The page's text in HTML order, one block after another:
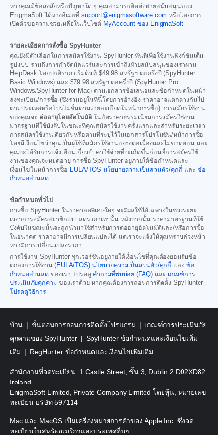
หากคุณมีข้อสงสัยหรือปัญหาใด ๆ คุณสามารถติดต่อฝ่ายสนับสนุนของ
EnigmaSoft ได้ทางอีเมลที่ support@enigmasoftware.com หรือโดยการ
เปิดตั๋วขอความช่วยเหลือในเว็บไซต์ MyAccount ของ EnigmaSoft
------
รายละเอียดการสั่งซื้อ SpyHunter
คุณยังมีตัวเลือกในการสมัครใช้งาน SpyHunter ทันทีเพื่อใช้งานฟังก์ชันเต็ม
รูปแบบ รวมถึงการกำจัดมัลแวร์และการเข้าถึงฝ่ายสนับสนุนของเราผ่าน
HelpDesk โดยปกติราคาเริ่มต้นที่ $49.98 สหรัฐฯ ต่อครึ่งปี (SpyHunter
Basic Windows) และ $79.98 สหรัฐฯ ต่อครึ่งปี (SpyHunter Pro
Windows/SpyHunter for Mac) ตามเอกสารข้อเสนอและข้อกำหนดในหน้า
ลงทะเบียน/การซื้อ (ซึ่งรวมอยู่ในที่นี้โดยการอ้างอิง ราคาอาจแตกต่างกันไป
ตามประเทศหรือโปรโมชั่นตามรายละเอียดในหน้าการซื้อ) การสมัครใช้งาน
ของคุณจะ ต่ออายุโดยอัตโนมัติ ในอัตราค่าธรรมเนียมการสมัครใช้งาน
มาตรฐานที่ใช้บังคับในขณะที่คุณสมัครใช้งานครั้งแรกและสำหรับระยะเวลา
การสมัครใช้งานเดียวกันหรือตามที่ระบุไว้ในเอกสารโปรโมชั่น/หน้าการซื้อ
โดยมีเงื่อนไขว่าคุณเป็นผู้ใช้ที่สมัครใช้งานอย่างต่อเนื่องและไม่ขาดตอน และ
คุณจะได้รับการแจ้งเตือนเกี่ยวกับค่าใช้จ่ายที่จะเกิดขึ้นก่อนที่การสมัครใช้
งานของคุณจะหมดอายุ การซื้อ SpyHunter อยู่ภายใต้ข้อกำหนดและ
เงื่อนไขในหน้าการซื้อ EULA/TOS นโยบายความเป็นส่วนตัว/คุกกี้ และ ข้อ
กำหนดส่วนลด
------
ข้อกำหนดทั่วไป
การซื้อ SpyHunter ในราคาลดพิเศษใดๆ จะมีผลใช้ได้เฉพาะในช่วงระยะ
เวลาการสมัครสมาชิกแบบลดราคาเท่านั้น หลังจากนั้น ราคามาตรฐานที่ใช้
บังคับในขณะนั้นจะถูกนำมาใช้สำหรับการต่ออายุอัตโนมัติและ/หรือการซื้อ
ในอนาคต ราคาอาจมีการเปลี่ยนแปลงได้ แต่เราจะแจ้งให้คุณทราบล่วงหน้า
หากมีการเปลี่ยนแปลงราคา
การใช้งาน SpyHunter ทุกเวอร์ชันอยู่ภายใต้เงื่อนไขที่คุณต้องยอมรับข้อ
ตกลงการใช้งาน (EULA/TOS) นโยบายความเป็นส่วนตัว/คุกกี้ และ ข้อ
กำหนดส่วนลด ของเรา โปรดดู คำถามที่พบบ่อย (FAQ) และ เกณฑ์การ
ประเมินภัยคุกคาม ของเราด้วย หากคุณต้องการถอนการติดตั้ง SpyHunter
โปรดดูวิธีการ
บ้าน ขั้นตอนการถอนการติดตั้งโปรแกรม
เกณฑ์การประเมินภัย
คุกคามของ SpyHunter
SpyHunter ข้อกำหนดและเงื่อนไขเพิ่ม
เติม
RegHunter ข้อกำหนดและเงื่อนไขเพิ่มเติม
สำนักงานที่จดทะเบียน: 1 Castle Street, ชั้น 3, Dublin 2 D02XD82
Ireland
EnigmaSoft Limited, Private Company Limited โดยหุ้น, หมายเลข
ทะเบียน บริษัท 597114
Mac และ MacOS เป็นเครื่องหมายการค้าของ Apple Inc. ซึ่งจด
ทะเบียนในสหรัฐอเมริกาและประเทศอื่นๆ